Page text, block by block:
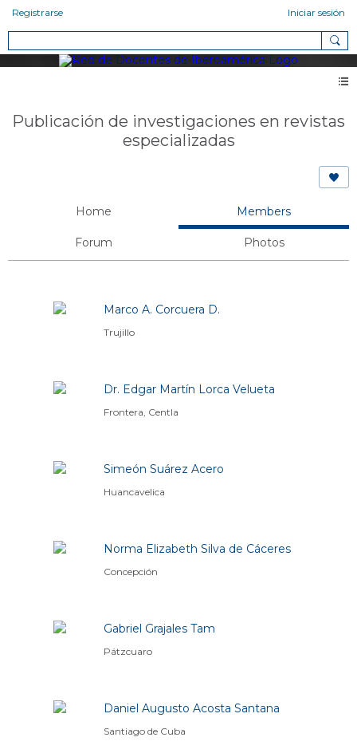
Registrarse Iniciar sesión
Publicación de investigaciones en revistas
especializadas
Home Members
Forum Photos
Marco A. Corcuera D.
Trujillo
Dr. Edgar Martín Lorca Velueta
Frontera, Centla
Simeón Suárez Acero
Huancavelica
Norma Elizabeth Silva de Cáceres
Concepción
Gabriel Grajales Tam
Pátzcuaro
Daniel Augusto Acosta Santana
Santiago de Cuba